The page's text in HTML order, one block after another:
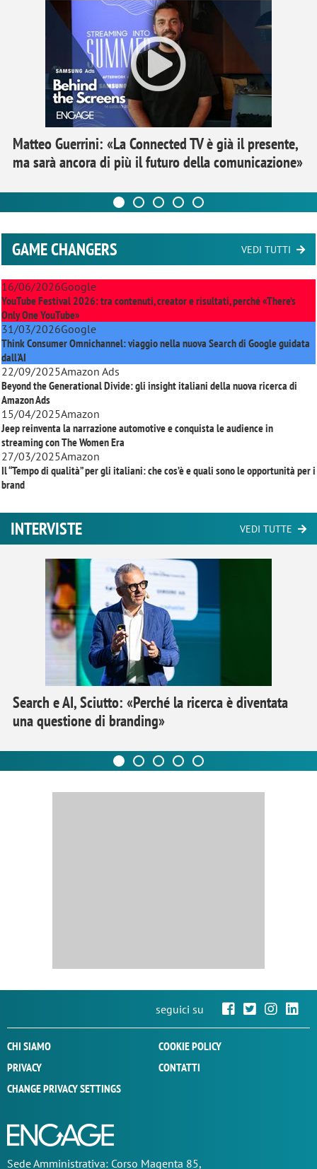
Matteo Guerrini: «La Connected TV è già il presente,
ma sarà ancora di più il futuro della comunicazione»
GAME CHANGERS VEDI TUTTI
16/06/2026Google
YouTube Festival 2026: tra contenuti, creator e risultati, perché «There’s
Only One YouTube»
31/03/2026Google
Think Consumer Omnichannel: viaggio nella nuova Search di Google guidata
dall'AI
22/09/2025Amazon Ads
Beyond the Generational Divide: gli insight italiani della nuova ricerca di
Amazon Ads
15/04/2025Amazon
Jeep reinventa la narrazione automotive e conquista le audience in
streaming conThe Women Era
27/03/2025Amazon
Il “Tempo di qualità” per gli italiani: che cos’è e quali sono le opportunità per i
brand
INTERVISTE VEDI TUTTE
Search e AI, Sciutto: «Perché la ricerca è diventata
una questione di branding»
seguici su
CHI SIAMO
COOKIE POLICY
PRIVACY
CONTATTI
CHANGE PRIVACY SETTINGS
SedeAmministrativa: Corso Magenta 85,